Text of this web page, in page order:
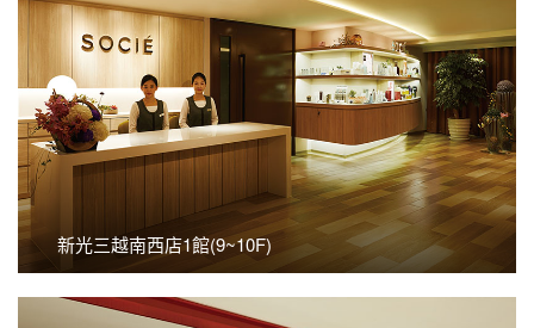
新光三越南西店1館(9~10F)
看更多
新光三越南西店1館(9~10F)